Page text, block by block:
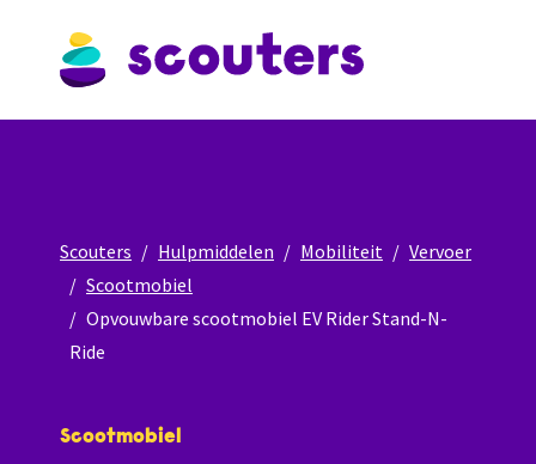
Scouters Hulpmiddelen Mobiliteit
Vervoer
Scootmobiel
Opvouwbare scootmobiel EV Rider Stand-N-
Ride
Scootmobiel